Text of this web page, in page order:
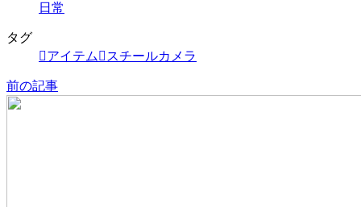
日常
タグ
アイテム
スチールカメラ
前の記事